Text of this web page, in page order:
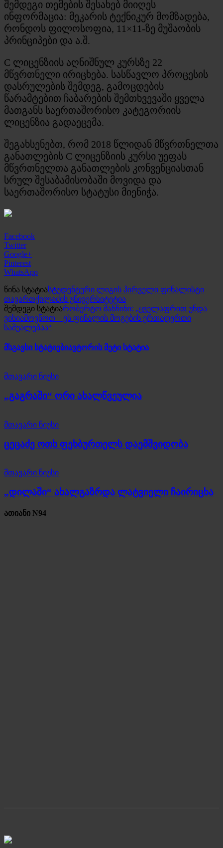
შემდეგი თემების შესახებ მიიღეს
ინფორმაცია: მეკარის ტექნიკურ მომზადება,
რონდოს ფილოსოფია, 11×11-ზე მუშაობის
პრინციპები და ა.შ.
C ლიცენზიის აღნიშნულ კურსზე 22
მწვრთნელი ირიცხება. სასწავლო პროცესის
დასრულების შემდეგ, გამოცდების
წარამტებით ჩაბარების შემთხვევაში ყველა
მათგანს საერთაშორისო კატეგორიის
ლიცენზია გადაეცემა.
შეგახსენებთ, რომ 2018 წლიდან მწვრთნელთა
განათლების C ლიცენზიის კურსი უეფას
მწვრთნელთა განათლების კონვენციასთან
სრულ შესაბამისობაში მოვიდა და
საერთაშორისო სტატუსი მიენიჭა.
Facebook
Twitter
Google+
Pinterest
WhatsApp
წინა სტატიასტუდენტური ლიგის პირველი ფინალისტი
თავართქილაძის უნივერსიტეტია
შემდეგი სტატიარობერტო მანჩინი: „ყველაფრით უნდა
ვისიამოვნოთ – ეს ფინალის მოგების ერთადერთი
საშუალებაა“
მსგავსი სტატიებიავტორის მეტი სტატია
მთავარი ნიუსი
„გაგრაში“ ორი ახალწვეულია
მთავარი ნიუსი
ცეცაძე ოთხ ფეხბურთელს დაემშვიდობა
მთავარი ნიუსი
„დილაში“ ახალგაზრდა ლატვიელი ჩაირიცხა
ათიანი N94